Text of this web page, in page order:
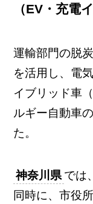
（EV・充電
運輸部門の脱
を活用し、電
イブリッド車
ルギー自動車
た。
神奈川県 では
同時に、市役